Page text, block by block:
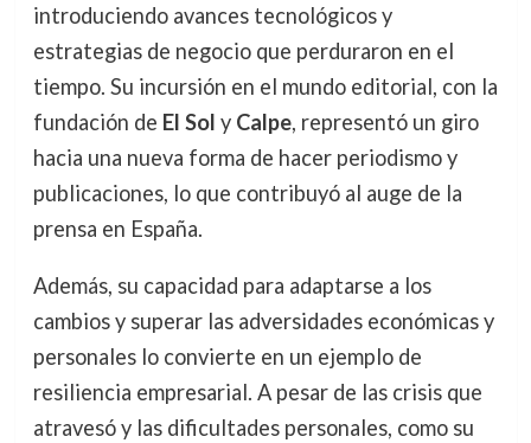
introduciendo avances tecnológicos y
estrategias de negocio que perduraron en el
tiempo. Su incursión en el mundo editorial, con la
fundación de El Sol y Calpe, representó un giro
hacia una nueva forma de hacer periodismo y
publicaciones, lo que contribuyó al auge de la
prensa en España.
Además, su capacidad para adaptarse a los
cambios y superar las adversidades económicas y
personales lo convierte en un ejemplo de
resiliencia empresarial. A pesar de las crisis que
atravesó y las dificultades personales, como su